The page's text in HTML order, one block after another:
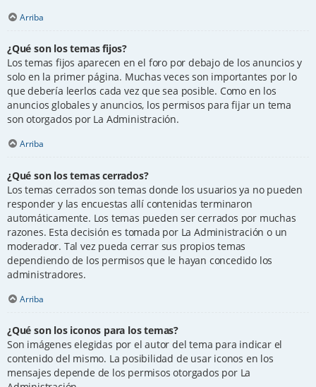
Arriba
¿Qué son los temas fijos?
Los temas fijos aparecen en el foro por debajo de los anuncios y
solo en la primer página. Muchas veces son importantes por lo
que debería leerlos cada vez que sea posible. Como en los
anuncios globales y anuncios, los permisos para fijar un tema
son otorgados por La Administración.
Arriba
¿Qué son los temas cerrados?
Los temas cerrados son temas donde los usuarios ya no pueden
responder y las encuestas allí contenidas terminaron
automáticamente. Los temas pueden ser cerrados por muchas
razones. Esta decisión es tomada por La Administración o un
moderador. Tal vez pueda cerrar sus propios temas
dependiendo de los permisos que le hayan concedido los
administradores.
Arriba
¿Qué son los iconos para los temas?
Son imágenes elegidas por el autor del tema para indicar el
contenido del mismo. La posibilidad de usar iconos en los
mensajes depende de los permisos otorgados por La